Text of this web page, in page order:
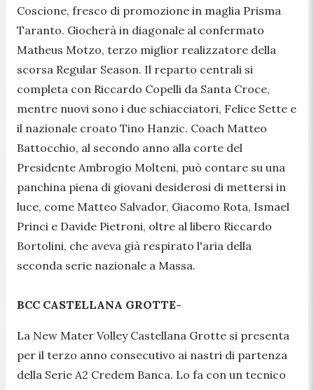
Coscione, fresco di promozione in maglia Prisma
Taranto. Giocherà in diagonale al confermato
Matheus Motzo, terzo miglior realizzatore della
scorsa Regular Season. Il reparto centrali si
completa con Riccardo Copelli da Santa Croce,
mentre nuovi sono i due schiacciatori, Felice Sette e
il nazionale croato Tino Hanzic. Coach Matteo
Battocchio, al secondo anno alla corte del
Presidente Ambrogio Molteni, può contare su una
panchina piena di giovani desiderosi di mettersi in
luce, come Matteo Salvador, Giacomo Rota, Ismael
Princi e Davide Pietroni, oltre al libero Riccardo
Bortolini, che aveva già respirato l'aria della
seconda serie nazionale a Massa.
BCC CASTELLANA GROTTE-
La New Mater Volley Castellana Grotte si presenta
per il terzo anno consecutivo ai nastri di partenza
della Serie A2 Credem Banca. Lo fa con un tecnico